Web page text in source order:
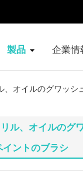
製品 企業情
、オイルのグワッシ
ル、オイルのグ
イントのブラシ